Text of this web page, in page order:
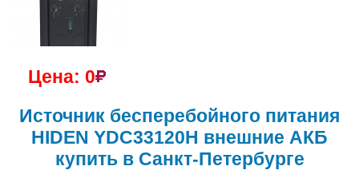
Цена: 0
Источник бесперебойного питания
HIDEN YDC33120H внешние АКБ
купить в Санкт-Петербурге